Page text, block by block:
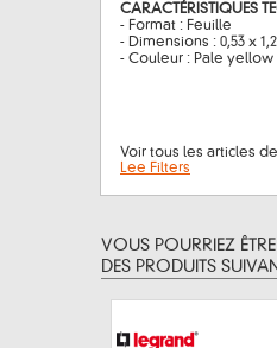
CARACTÉRISTIQUES
- Format : Feuille
- Dimensions : 0,53 x
- Couleur : Pale yellow
Voir tous les articles
Lee Filters
VOUS POURRIEZ ÊTRE
DES PRODUITS